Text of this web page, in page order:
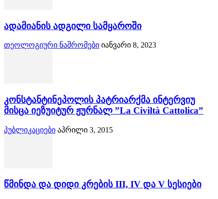
ადამიანის ადგილი სამყაროში
თეოლოგიური ნაშრომები იანვარი 8, 2023
კონსტანტინეპოლის პატრიარქმა ინტერვიუ
მისცა იეზუიტურ ჟურნალ ”La Civiltà Cattolica”
პუბლიკაციები აპრილი 3, 2015
წმინდა და დიდი კრების III, IV და V სესიები